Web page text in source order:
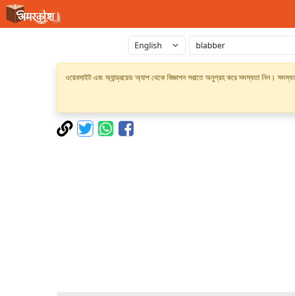
ওয়েবসাইট এবং অ্যান্ড্রয়েড অ্যাপ থেকে বিজ্ঞাপন সরাতে অনুগ্রহ করে সদস্যতা নিন।